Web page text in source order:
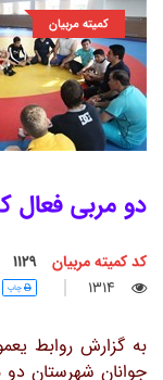
کمیته مربیان
دو مربی
کد کمیته مربیان
1314
چاپ
به گزارش روابط
جوانان شهرستان